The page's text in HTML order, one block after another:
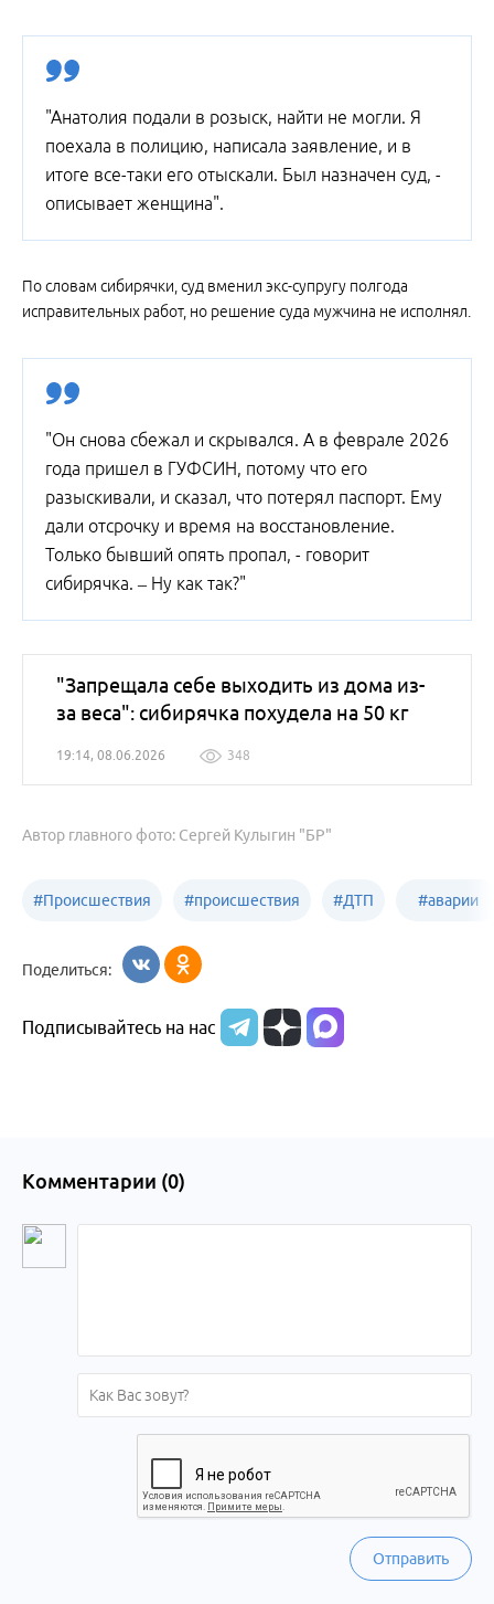
"Анатолия подали в розыск, найти не могли. Я
поехала в полицию, написала заявление, и в
итоге все-таки его отыскали. Был назначен суд, -
описывает женщина".
По словам сибирячки, суд вменил экс-супругу полгода
исправительных работ, но решение суда мужчина не исполнял.
"Он снова сбежал и скрывался. А в феврале 2026
года пришел в ГУФСИН, потому что его
разыскивали, и сказал, что потерял паспорт. Ему
дали отсрочку и время на восстановление.
Только бывший опять пропал, - говорит
сибирячка. – Ну как так?"
"Запрещала себе выходить из дома из-
за веса": сибирячка похудела на 50 кг
19:14, 08.06.2026 348
Автор главного фото: Сергей Кулыгин "БР"
#Происшествия #происшествия
Алтайский край
#ДТП #аварии
Поделиться:
Подписывайтесь на нас
Комментарии (0)
Отправить